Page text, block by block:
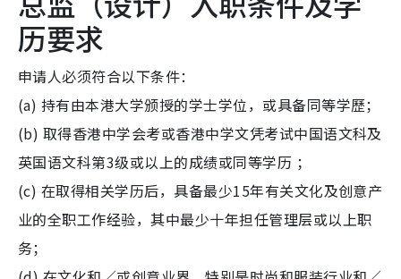
历要求
申请人必须符合以下条件：
(a) 持有由本港大学颁授的学士学位，或具备同等学歷；
(b) 取得香港中学会考或香港中学文凭考试中国语文科及
英国语文科第3级或以上的成绩或同等学历 ；
(c) 在取得相关学历后，具备最少15年有关文化及创意产
业的全职工作经验，其中最少十年担任管理层或以上职
务；